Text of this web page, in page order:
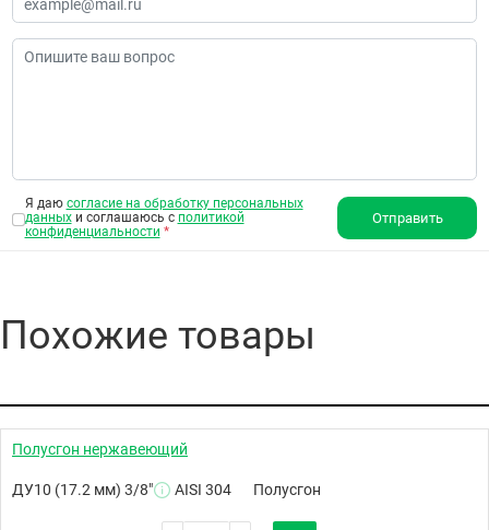
Я даю согласие на обработку персональных
данныхи соглашаюсь с политикой
конфиденциальности *
Отправить
Похожие товары
Полусгон нержавеющий
ДУ10 (17.2 мм) 3/8" AISI 304 Полусгон